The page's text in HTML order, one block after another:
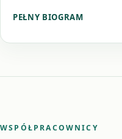
PEŁNY BIOGRAM
WSPÓŁPRACOWNICY